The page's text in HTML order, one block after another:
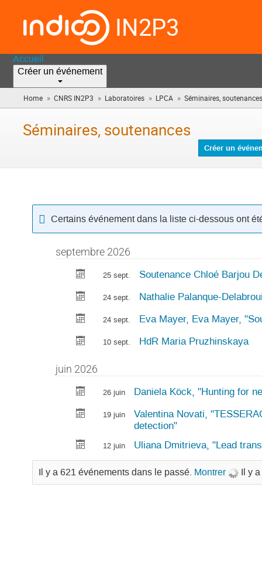
IN2P3
Accueil
Créer un événement
Home » CNRS IN2P3 » Laboratoires » LPCA » Séminaires, soutenances
Séminaires, soutenances
Créer un
Certains événement dans la liste ci-dessous ont
septembre 2026
25 sept. Soutenance Chloé Barjou
24 sept. Nathalie Palanque-
24 sept. Eva Mayer, Eva Mayer,
10 sept. HdR Maria Pruzhinskaya
juin 2026
26 juin Daniela Köck, "Hunting for
19 juin
Valentina Novati,
detection"
12 juin Uliana Dmitrieva, "Lead
Il y a 621 événements dans le passé. Montrer Il y